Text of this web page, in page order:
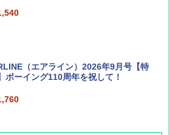
（エアライン）2026年9月号【特
ボーイング110周年を祝して！